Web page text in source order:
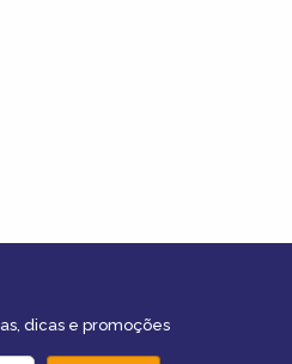
dicas e promoções